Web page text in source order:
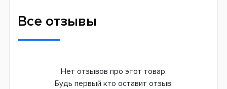
Все отзывы
Нет отзывов про этот товар.
Будь первый кто оставит отзыв.